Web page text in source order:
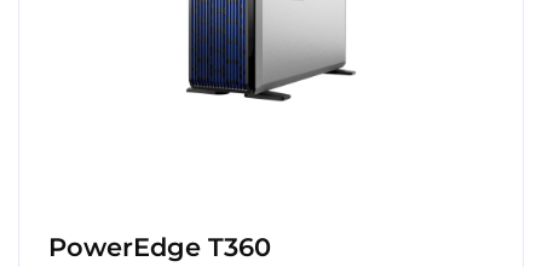
PowerEdge T360